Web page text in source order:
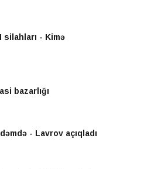
silahları - Kimə
bazarlığı
- Lavrov açıqladı